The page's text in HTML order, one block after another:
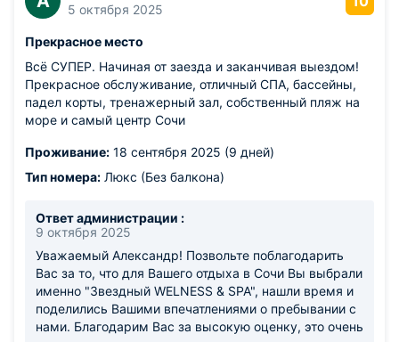
чтобы Ваш отдых был наполнен только яркими
моментами и положительными эмоциями. С
Уважением, Отель "Звездный WELNESS & SPA."
5 октября 2025
Прекрасное место
Всё СУПЕР. Начиная от заезда и заканчивая выездом!
Прекрасное обслуживание, отличный СПА, бассейны,
падел корты, тренажерный зал, собственный пляж на
море и самый центр Сочи
Проживание: 18 сентября 2025 (9 дней)
Тип номера: Люкс (Без балкона)
Ответ администрации :
9 октября 2025
Уважаемый Александр! Позвольте поблагодарить
Вас за то, что для Вашего отдыха в Сочи Вы выбрали
именно "Звездный WELNESS & SPA", нашли время и
поделились Вашими впечатлениями о пребывании с
нами. Благодарим Вас за высокую оценку, это очень